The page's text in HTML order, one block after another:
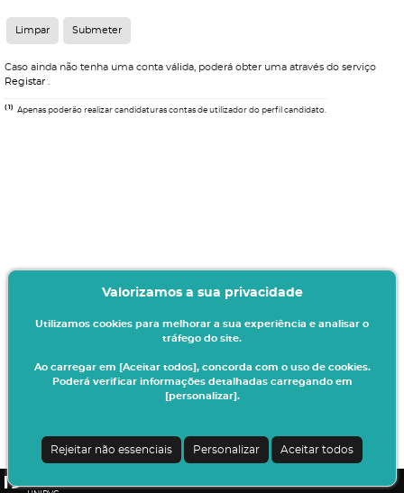
Caso ainda não tenha uma conta válida, poderá obter uma através do serviço
Registar
(1) Apenas poderão realizar candidaturas contas de utilizador do perfil candidato.
sua matrícula/inscrição no presente ano letivo.
Todos os dados introduzidos serão da sua responsabilidade.
Valorizamos a sua privacidade
Utilizamos cookies para melhorar a sua experiência e analisar o
tráfego do site.
Ao carregar em [Aceitar todos], concorda com o uso de cookies.
Poderá verificar informações detalhadas carregando em
[personalizar].
Rejeitar não essenciais Personalizar Aceitar todos